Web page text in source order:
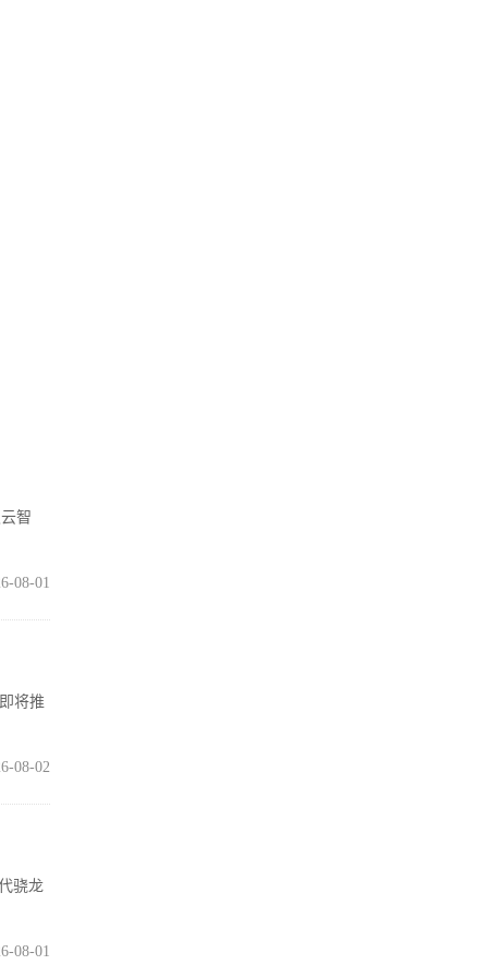
智
08-01
将推
08-02
骁龙
08-01